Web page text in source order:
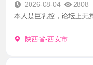
2026-08-04
2808
本人是巨乳控，论坛上无
陕西省-西安市